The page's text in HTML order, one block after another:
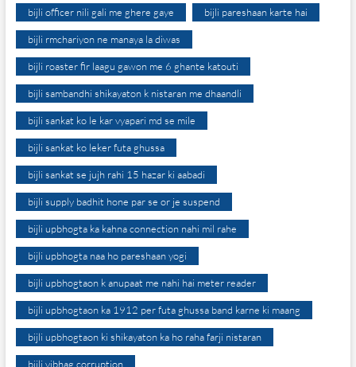
bijli officer nili gali me ghere gaye bijli pareshaan karte hai
bijli rmchariyon ne manaya la diwas
bijli roaster fir laagu gawon me 6 ghante katouti
bijli sambandhi shikayaton k nistaran me dhaandli
bijli sankat ko le kar vyapari md se mile
bijli sankat ko leker futa ghussa
bijli sankat se jujh rahi 15 hazar ki aabadi
bijli supply badhit hone par se or je suspend
bijli upbhogta ka kahna connection nahi mil rahe
bijli upbhogta naa ho pareshaan yogi
bijli upbhogtaon k anupaat me nahi hai meter reader
bijli upbhogtaon ka 1912 per futa ghussa band karne ki maang
bijli upbhogtaon ki shikayaton ka ho raha farji nistaran
bijli vibhag corruption